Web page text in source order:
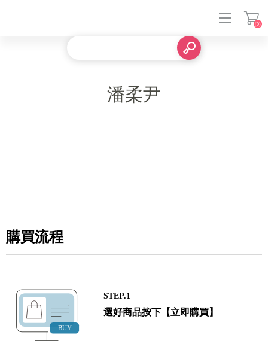
(0)
潘柔尹
購買流程
STEP.1
選好商品按下【立即購買】